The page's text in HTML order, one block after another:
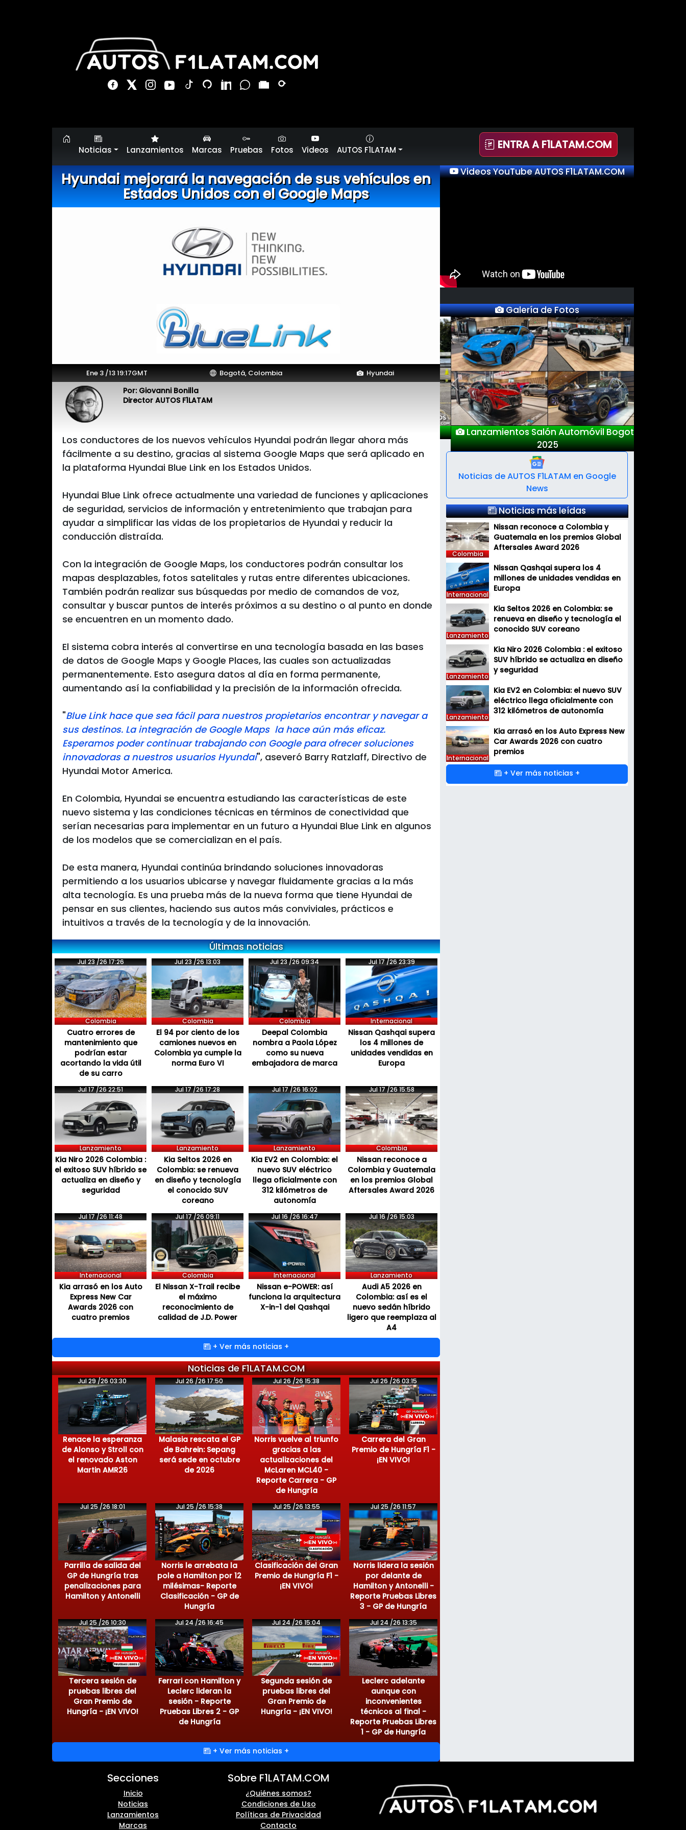
Noticias Lanzamientos Marcas Pruebas Fotos Videos AUTOS F1LATAM ENTRA A F1LATAM.COM
Hyundai mejorará la navegación de sus vehículos en
Estados Unidos con el Google Maps
Ene 3 /13 19:17GMT Bogotá, Colombia Hyundai
Por: Giovanni Bonilla
Director AUTOS F1LATAM
Los conductores de los nuevos vehículos Hyundai podrán llegar ahora más
fácilmente a su destino, gracias al sistema Google Maps que será aplicado en
la plataforma Hyundai Blue Link en los Estados Unidos.
Hyundai Blue Link ofrece actualmente una variedad de funciones y aplicaciones
de seguridad, servicios de información y entretenimiento que trabajan para
ayudar a simplificar las vidas de los propietarios de Hyundai y reducir la
conducción distraída.
Con la integración de Google Maps, los conductores podrán consultar los
mapas desplazables, fotos satelitales y rutas entre diferentes ubicaciones.
También podrán realizar sus búsquedas por medio de comandos de voz,
consultar y buscar puntos de interés próximos a su destino o al punto en donde
se encuentren en un momento dado.
El sistema cobra interés al convertirse en una tecnología basada en las bases
de datos de Google Maps y Google Places, las cuales son actualizadas
permanentemente. Esto asegura datos al día en forma permanente,
aumentando así la confiabilidad y la precisión de la información ofrecida.
"Blue Link hace que sea fácil para nuestros propietarios encontrar y navegar a
sus destinos. La integración de Google Maps la hace aún más eficaz.
Esperamos poder continuar trabajando con Google para ofrecer soluciones
innovadoras a nuestros usuarios Hyundai", aseveró Barry Ratzlaff, Directivo de
Hyundai Motor America.
En Colombia, Hyundai se encuentra estudiando las características de este
nuevo sistema y las condiciones técnicas en términos de conectividad que
serían necesarias para implementar en un futuro a Hyundai Blue Link en algunos
de los modelos que se comercializan en el país.
De esta manera, Hyundai continúa brindando soluciones innovadoras
permitiendo a los usuarios ubicarse y navegar fluidamente gracias a la más
alta tecnología. Es una prueba más de la nueva forma que tiene Hyundai de
pensar en sus clientes, haciendo sus autos más conviviales, prácticos e
intuitivos a través de la tecnología y de la innovación.
Últimas noticias
Jul 23 /26 17:26
Colombia
Cuatro errores de
mantenimiento que
podrían estar
acortando la vida útil
de su carro
Jul 23 /26 13:03
Colombia
El 94 por ciento de los
camiones nuevos en
Colombia ya cumple la
norma Euro VI
Jul 23 /26 09:34
Colombia
Deepal Colombia
nombra a Paola López
como su nueva
embajadora de marca
Jul 17 /26 23:39
Internacional
Nissan Qashqai supera
los 4 millones de
unidades vendidas en
Europa
Jul 17 /26 22:51
Lanzamiento
Kia Niro 2026 Colombia :
el exitoso SUV híbrido se
actualiza en diseño y
seguridad
Jul 17 /26 17:28
Lanzamiento
Kia Seltos 2026 en
Colombia: se renueva
en diseño y tecnología
el conocido SUV
coreano
Jul 17 /26 16:02
Lanzamiento
Kia EV2 en Colombia: el
nuevo SUV eléctrico
llega oficialmente con
312 kilómetros de
autonomía
Jul 17 /26 15:58
Colombia
Nissan reconoce a
Colombia y Guatemala
en los premios Global
Aftersales Award 2026
Jul 17 /26 11:48
Internacional
Kia arrasó en los Auto
Express New Car
Awards 2026 con
cuatro premios
Jul 17 /26 09:11
Colombia
El Nissan X-Trail recibe
el máximo
reconocimiento de
calidad de J.D. Power
Jul 16 /26 16:47
Internacional
Nissan e-POWER: así
funciona la arquitectura
X-in-1 del Qashqai
Jul 16 /26 15:03
Lanzamiento
Audi A5 2026 en
Colombia: así es el
nuevo sedán híbrido
ligero que reemplaza al
A4
+ Ver más noticias +
Videos YouTube AUTOS F1LATAM.COM
Galería de Fotos
Lanzamientos Salón Automóvil Bogotá
2025
Previous Next
Noticias de AUTOS F1LATAM en Google
News
Noticias más leídas
Colombia
Nissan reconoce a Colombia y
Guatemala en los premios Global
Aftersales Award 2026
Internacional
Nissan Qashqai supera los 4
millones de unidades vendidas en
Europa
Lanzamiento
Kia Seltos 2026 en Colombia: se
renueva en diseño y tecnología el
conocido SUV coreano
Lanzamiento
Kia Niro 2026 Colombia : el exitoso
SUV híbrido se actualiza en diseño
y seguridad
Lanzamiento
Kia EV2 en Colombia: el nuevo SUV
eléctrico llega oficialmente con
312 kilómetros de autonomía
Internacional
Kia arrasó en los Auto Express New
Car Awards 2026 con cuatro
premios
+ Ver más noticias +
Noticias de F1LATAM.COM
Jul 29 /26 03:30
Renace la esperanza
de Alonso y Stroll con
el renovado Aston
Martin AMR26
Jul 26 /26 17:50
Malasia rescata el GP
de Bahrein: Sepang
será sede en octubre
de 2026
Jul 26 /26 15:38
Norris vuelve al triunfo
gracias a las
actualizaciones del
McLaren MCL40 -
Reporte Carrera - GP
de Hungría
Jul 26 /26 03:15
Carrera del Gran
Premio de Hungría F1 -
¡EN VIVO!
Jul 25 /26 18:01
Parrilla de salida del
GP de Hungría tras
penalizaciones para
Hamilton y Antonelli
Jul 25 /26 15:38
Norris le arrebata la
pole a Hamilton por 12
milésimas- Reporte
Clasificación - GP de
Hungría
Jul 25 /26 13:55
Clasificación del Gran
Premio de Hungría F1 -
¡EN VIVO!
Jul 25 /26 11:57
Norris lidera la sesión
por delante de
Hamilton y Antonelli -
Reporte Pruebas Libres
3 - GP de Hungría
Jul 25 /26 10:30
Tercera sesión de
pruebas libres del
Gran Premio de
Hungría - ¡EN VIVO!
Jul 24 /26 16:45
Ferrari con Hamilton y
Leclerc lideran la
sesión - Reporte
Pruebas Libres 2 - GP
de Hungría
Jul 24 /26 15:04
Segunda sesión de
pruebas libres del
Gran Premio de
Hungría - ¡EN VIVO!
Jul 24 /26 13:35
Leclerc adelante
aunque con
inconvenientes
técnicos al final -
Reporte Pruebas Libres
1 - GP de Hungría
+ Ver más noticias +
Secciones
Inicio
Noticias
Lanzamientos
Marcas
Sobre F1LATAM.COM
¿Quiénes somos?
Condiciones de Uso
Políticas de Privacidad
Contacto